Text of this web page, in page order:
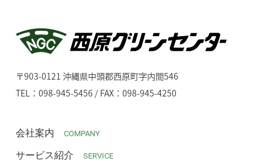
〒903-0121 沖縄県中頭郡西原町字内間546
TEL：098-945-5456 / FAX：098-945-4250
会社案内 COMPANY
サービス紹介 SERVICE